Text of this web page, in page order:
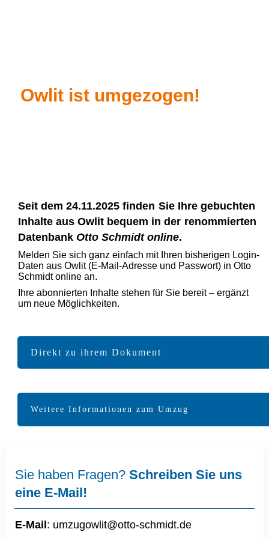
Owlit ist umgezogen!
Seit dem 24.11.2025 finden Sie Ihre gebuchten
Inhalte aus Owlit bequem in der renommierten
Datenbank Otto Schmidt online.
Melden Sie sich ganz einfach mit Ihren bisherigen Login-
Daten aus Owlit (E-Mail-Adresse und Passwort) in Otto
Schmidt online an.
Ihre abonnierten Inhalte stehen für Sie bereit – ergänzt
um neue Möglichkeiten.
Direkt zu ihrem Dokument
Weitere Informationen zum Umzug
Sie haben Fragen? Schreiben Sie uns
eine E-Mail!
E-Mail : umzugowlit@otto-schmidt.de